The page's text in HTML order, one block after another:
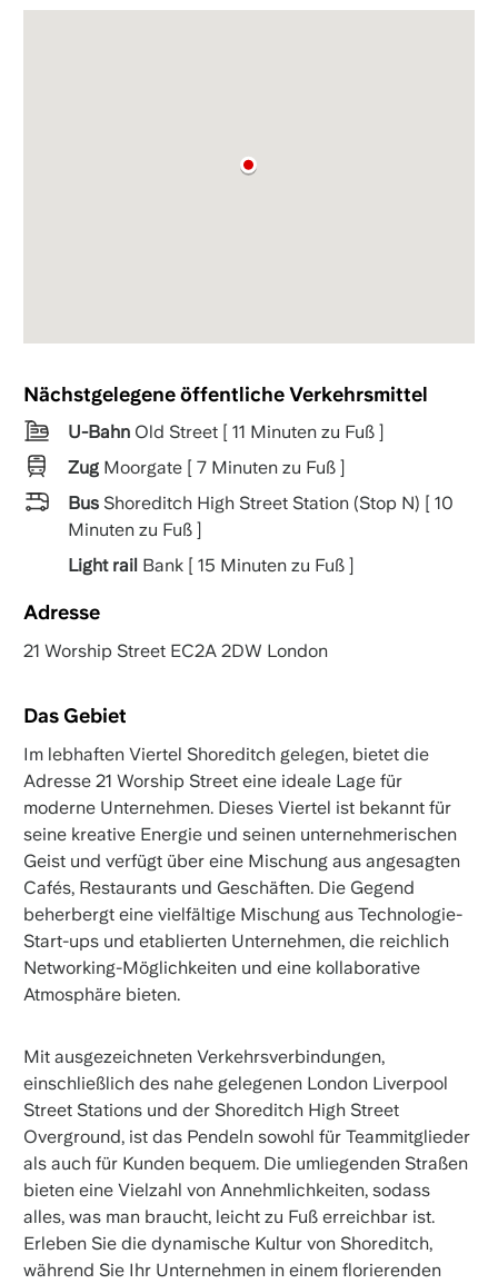
Nächstgelegene öffentliche Verkehrsmittel
U-BahnOld Street [ 11 Minuten zu Fuß ]
ZugMoorgate [ 7 Minuten zu Fuß ]
BusShoreditch High Street Station (Stop N) [ 10
Minuten zu Fuß ]
Light rail Bank [ 15 Minuten zu Fuß ]
Adresse
21 Worship Street EC2A 2DW London
Das Gebiet
Im lebhaften Viertel Shoreditch gelegen, bietet die
Adresse 21 Worship Street eine ideale Lage für
moderne Unternehmen. Dieses Viertel ist bekannt für
seine kreative Energie und seinen unternehmerischen
Geist und verfügt über eine Mischung aus angesagten
Cafés, Restaurants und Geschäften. Die Gegend
beherbergt eine vielfältige Mischung aus Technologie-
Start-ups und etablierten Unternehmen, die reichlich
Networking-Möglichkeiten und eine kollaborative
Atmosphäre bieten.
Mit ausgezeichneten Verkehrsverbindungen,
einschließlich des nahe gelegenen London Liverpool
Street Stations und der Shoreditch High Street
Overground, ist das Pendeln sowohl für Teammitglieder
als auch für Kunden bequem. Die umliegenden Straßen
bieten eine Vielzahl von Annehmlichkeiten, sodass
alles, was man braucht, leicht zu Fuß erreichbar ist.
Erleben Sie die dynamische Kultur von Shoreditch,
während Sie Ihr Unternehmen in einem florierenden